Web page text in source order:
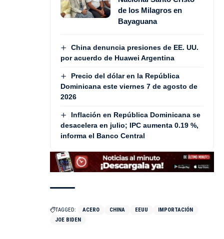
de los Milagros en
Bayaguana
China denuncia presiones de EE. UU.
por acuerdo de Huawei Argentina
Precio del dólar en la República
Dominicana este viernes 7 de agosto de
2026
Inflación en República Dominicana se
desacelera en julio; IPC aumenta 0.19 %,
informa el Banco Central
TAGGED: ACERO CHINA EEUU
IMPORTACIÓN
JOE BIDEN